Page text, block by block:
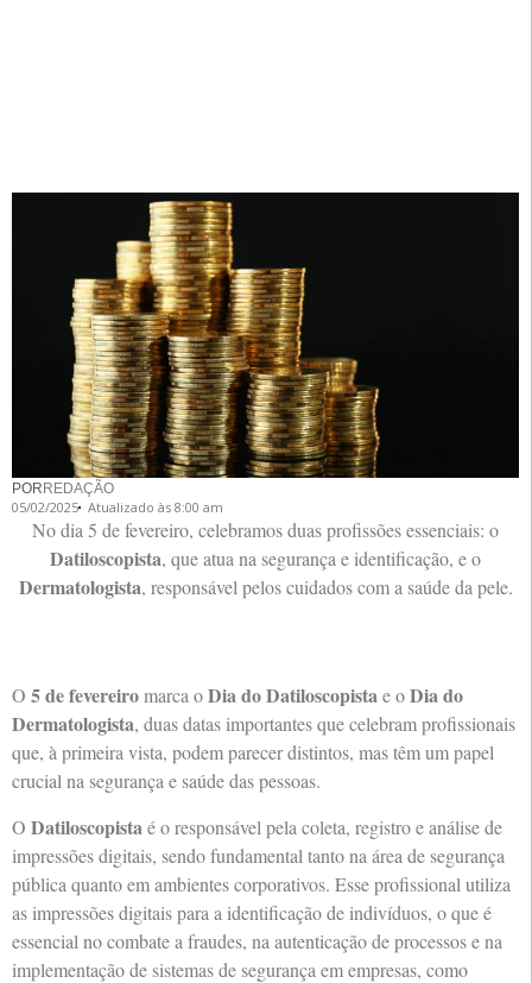
POR REDAÇÃO
05/02/2025 Atualizado às 8:00 am
No dia 5 de fevereiro, celebramos duas profissões essenciais: o
Datiloscopista, que atua na segurança e identificação, e o
Dermatologista, responsável pelos cuidados com a saúde da pele.
O 5 de fevereiromarca oDia do Datiloscopistae oDia do
Dermatologista, duas datas importantes que celebram profissionais
que, à primeira vista, podem parecer distintos, mas têm um papel
crucial na segurança e saúde das pessoas.
O Datiloscopistaé o responsável pela coleta, registro e análise de
impressões digitais, sendo fundamental tanto na área de segurança
pública quanto em ambientes corporativos. Esse profissional utiliza
as impressões digitais para a identificação de indivíduos, o que é
essencial no combate a fraudes, na autenticação de processos e na
implementação de sistemas de segurança em empresas, como